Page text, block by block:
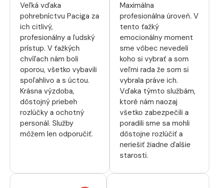
Veľká vďaka
pohrebníctvu Paciga za
ich citlivý,
profesionálny a ľudský
prístup. V ťažkých
chvíľach nám boli
oporou, všetko vybavili
spoľahlivo a s úctou.
Krásna výzdoba,
dôstojný priebeh
rozlúčky a ochotný
personál. Služby
môžem len odporučiť.
Maximálna
profesionálna úroveň. V
tento ťažký
emocionálny moment
sme vôbec nevedeli
koho si vybrať a som
veľmi rada že som si
vybrala práve ich.
Vďaka týmto službám,
ktoré nám naozaj
všetko zabezpečili a
poradili sme sa mohli
dôstojne rozlúčiť a
neriešiť žiadne ďalšie
starosti.